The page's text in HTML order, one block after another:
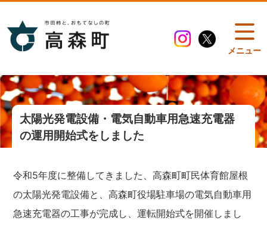
メニュー
太陽光発電設備・電気自動車用急速充電器
の運用開始式をしました
令和5年度に整備してきました、高森町町民体育館屋根
の太陽光発電設備と、高森町役場駐車場の電気自動車用
急速充電器の工事が完成し、運転開始式を開催しまし